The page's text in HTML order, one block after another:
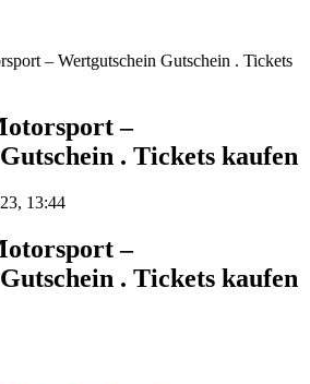
– Wertgutschein Gutschein . Tickets
–
. Tickets kaufen
13:44
–
. Tickets kaufen